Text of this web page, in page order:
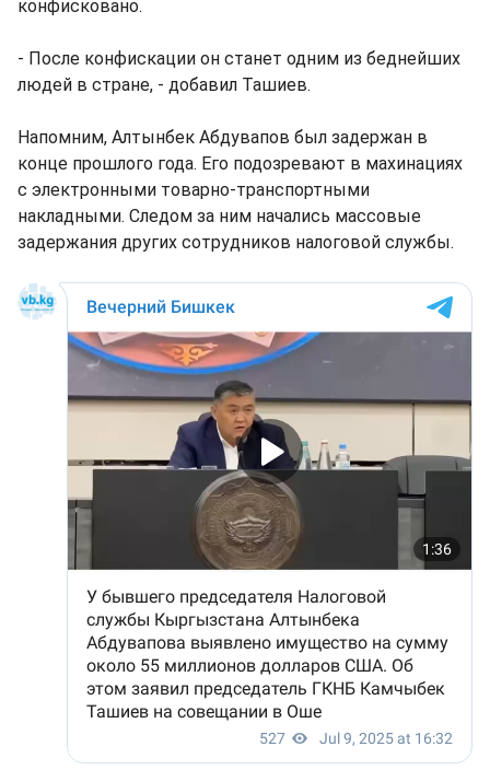
конфисковано.
- После конфискации он станет одним из беднейших
людей в стране, - добавил Ташиев.
Напомним, Алтынбек Абдувапов был задержан в
конце прошлого года. Его подозревают в махинациях
с электронными товарно-транспортными
накладными. Следом за ним начались массовые
задержания других сотрудников налоговой службы.